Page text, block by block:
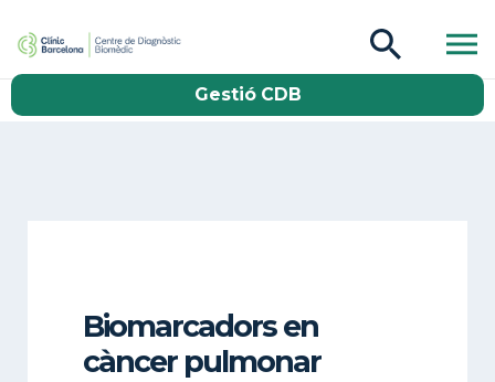
Gestió CDB
Biomarcadors en
càncer pulmonar